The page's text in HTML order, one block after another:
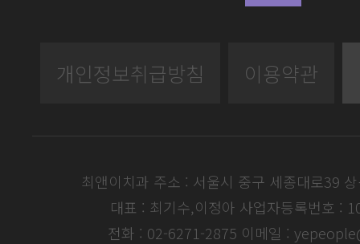
개인정보취급방침 이용약관
최앤이치과 주소 : 서울시 중구 세종대로39
대표 : 최기수,이정아 사업자등록번호 :
전화 : 02-6271-2875 이메일 :